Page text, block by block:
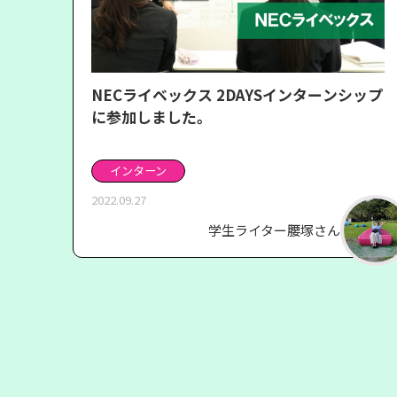
NECライベックス 2DAYSインターンシップ
に参加しました。
インターン
2022.09.27
学生ライター腰塚さん